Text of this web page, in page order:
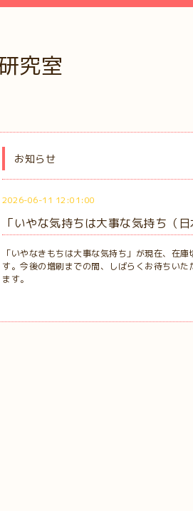
究室
お知らせ
2026-06-11 12:01:00
「いやな気持ちは大事な気持ち（
「いやなきもちは大事な気持ち」が現在、在
す。今後の増刷までの間、しばらくお待ちい
ます。